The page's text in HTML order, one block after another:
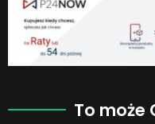
To może